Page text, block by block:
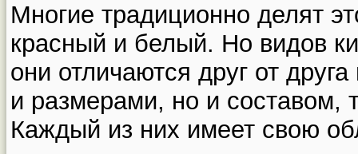
Многие традиционно делят
красный и белый. Но видов
они отличаются друг от
и размерами, но и составом,
Каждый из них имеет свою